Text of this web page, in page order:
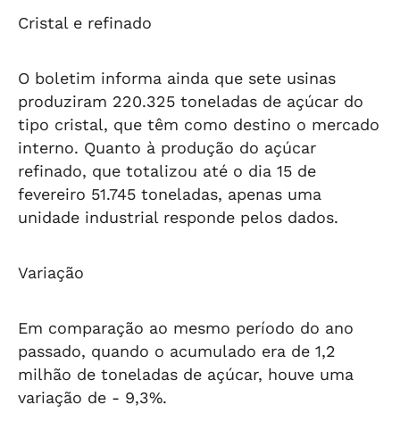
Cristal e refinado
O boletim informa ainda que sete usinas
produziram 220.325 toneladas de açúcar do
tipo cristal, que têm como destino o mercado
interno. Quanto à produção do açúcar
refinado, que totalizou até o dia 15 de
fevereiro 51.745 toneladas, apenas uma
unidade industrial responde pelos dados.
Variação
Em comparação ao mesmo período do ano
passado, quando o acumulado era de 1,2
milhão de toneladas de açúcar, houve uma
variação de - 9,3%.